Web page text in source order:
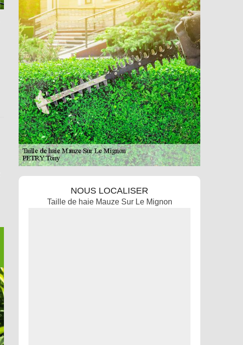
NOUS LOCALISER
Taille de haie Mauze Sur Le Mignon